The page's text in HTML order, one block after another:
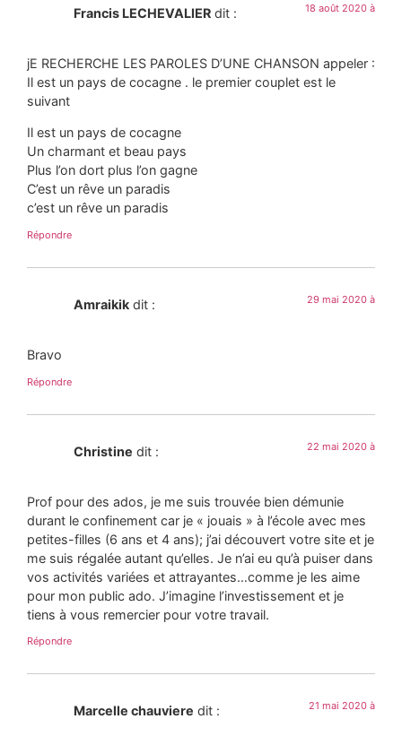
Francis LECHEVALIER dit : 18 août 2020 à
jE RECHERCHE LES PAROLES D’UNE CHANSON appeler :
Il est un pays de cocagne . le premier couplet est le
suivant
Il est un pays de cocagne
Un charmant et beau pays
Plus l’on dort plus l’on gagne
C’est un rêve un paradis
c’est un rêve un paradis
Répondre
Amraikik dit : 29 mai 2020 à
Bravo
Répondre
Christine dit : 22 mai 2020 à
Prof pour des ados, je me suis trouvée bien démunie
durant le confinement car je « jouais » à l’école avec mes
petites-filles (6 ans et 4 ans); j’ai découvert votre site et je
me suis régalée autant qu’elles. Je n’ai eu qu’à puiser dans
vos activités variées et attrayantes…comme je les aime
pour mon public ado. J’imagine l’investissement et je
tiens à vous remercier pour votre travail.
Répondre
Marcelle chauviere dit : 21 mai 2020 à